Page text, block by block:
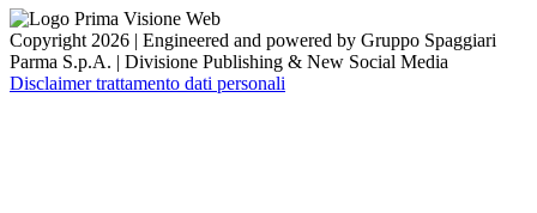
Copyright 2026 | Engineered and powered by Gruppo Spaggiari
Parma S.p.A. | Divisione Publishing & New Social Media
Disclaimer trattamento dati personali